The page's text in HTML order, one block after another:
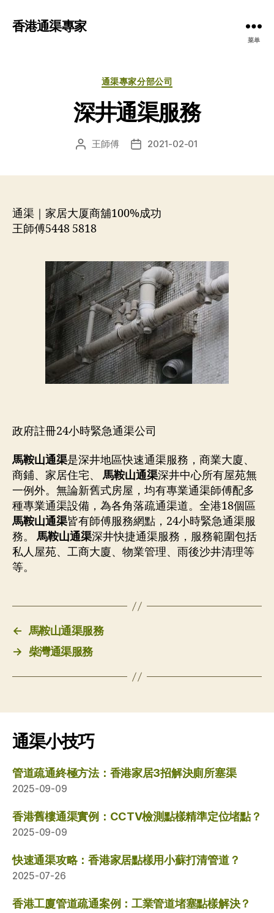
香港通渠專家
菜单
分
通渠專家分部公司
深井通渠服務
文 王師傅
发 2021-02-01
通渠｜家居大厦商舖100%成功
王師傅5448 5818
政府註冊24小時緊急通渠公司
馬鞍山通渠是深井地區快速通渠服務，商業大廈、
商鋪、家居住宅、 馬鞍山通渠深井中心所有屋苑無
一例外。無論新舊式房屋，均有專業通渠師傅配多
種專業通渠設備，為各角落疏通渠道。全港18個區
馬鞍山通渠皆有師傅服務網點，24小時緊急通渠服
務。 馬鞍山通渠深井快捷通渠服務，服務範圍包括
私人屋苑、工商大廈、物業管理、雨後沙井清理等
等。
← 馬鞍山通渠服務
→
柴灣通渠服務
通渠小技巧
管道疏通終極方法：香港家居3招解決廁所塞渠
2025-09-09
香港舊樓通渠實例：CCTV檢測點樣精準定位堵點？
2025-09-09
快速通渠攻略：香港家居點樣用小蘇打清管道？
2025-07-26
香港工廈管道疏通案例：工業管道堵塞點樣解決？